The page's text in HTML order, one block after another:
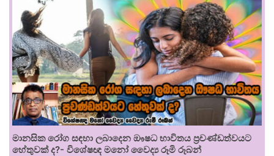
මානසික රෝග සඳහා ලබාදෙන ඖෂධ භාවිතය ප්‍රචණ්ඩත්වයට
හේතුවක් ද?- විශේෂඥ මනෝ වෛද්‍ය රූමි රූබන්